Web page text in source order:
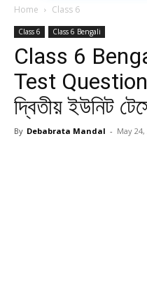
Home Class 6
Class 6 Class 6 Bengali
Class 6
Test Question
দ্বিতীয় ইউনিট
By Debabrata Mandal - May 24,